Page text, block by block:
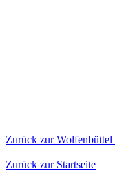
Zurück zur Wolfenbüttel
Zurück zur Startseite